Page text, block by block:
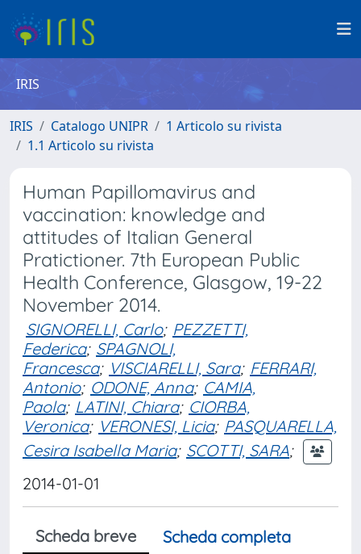
IRIS
IRIS Catalogo UNIPR
1 Articolo su rivista
1.1 Articolo su rivista
Human Papillomavirus and
vaccination: knowledge and
attitudes of Italian General
Pratictioner. 7th European Public
Health Conference, Glasgow, 19-22
November 2014.
SIGNORELLI, Carlo; PEZZETTI,
Federica; SPAGNOLI,
Francesca; VISCIARELLI, Sara; FERRARI,
Antonio; ODONE, Anna; CAMIA,
Paola; LATINI, Chiara; CIORBA,
Veronica; VERONESI, Licia; PASQUARELLA,
Cesira Isabella Maria; SCOTTI, SARA;
2014-01-01
Scheda breve
Scheda completa